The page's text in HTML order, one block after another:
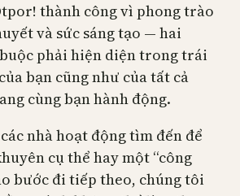
thành công vì phong trào
và sức sáng tạo — hai
phải hiện diện trong trái
bạn cũng như của tất cả
cùng bạn hành động.
các nhà hoạt động tìm đến để
cụ thể hay một “công
bước đi tiếp theo, chúng tôi